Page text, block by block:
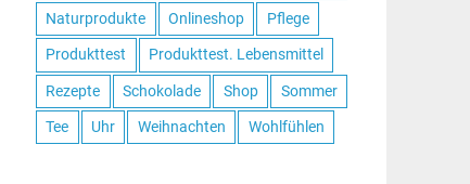
Naturprodukte Onlineshop Pflege
Produkttest Produkttest. Lebensmittel
Rezepte Schokolade Shop Sommer
Tee Uhr Weihnachten Wohlfühlen